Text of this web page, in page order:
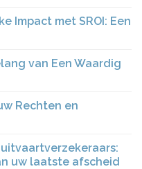
Impact met SROI: Een
van Een Waardig
Rechten en
uw laatste afscheid